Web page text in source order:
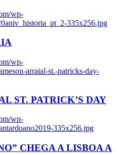
wp-
335x256.jpg
wp-
arraial-st.-patricks-day-
ST. PATRICK’S DAY
wp-
335x256.jpg
CHEGA A LISBOA A